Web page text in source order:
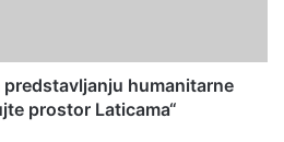
predstavljanju humanitarne
prostor Laticama“